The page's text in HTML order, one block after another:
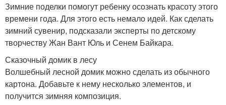
Зимние поделки помогут ребенку осознать красоту этого
времени года. Для этого есть немало идей. Как сделать
зимний сувенир, подсказали эксперты по детскому
творчеству Жан Вант Юль и Сенем Байкара.
Сказочный домик в лесу
Волшебный лесной домик можно сделать из обычного
картона. Добавьте к нему несколько элементов, и
получится зимняя композиция.